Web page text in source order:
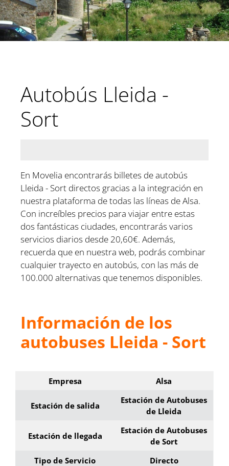
Autobús Lleida -
Sort
En Movelia encontrarás billetes de autobús
Lleida - Sort directos gracias a la integración en
nuestra plataforma de todas las líneas de Alsa.
Con increíbles precios para viajar entre estas
dos fantásticas ciudades, encontrarás varios
servicios diarios desde 20,60€. Además,
recuerda que en nuestra web, podrás combinar
cualquier trayecto en autobús, con las más de
100.000 alternativas que tenemos disponibles.
Información de los
autobuses Lleida - Sort
Empresa Alsa
Estación de salida
Estación de Autobuses
de Lleida
Estación de llegada
Estación de Autobuses
de Sort
Tipo de Servicio
Directo